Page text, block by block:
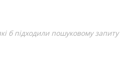
б підходили пошуковому запиту